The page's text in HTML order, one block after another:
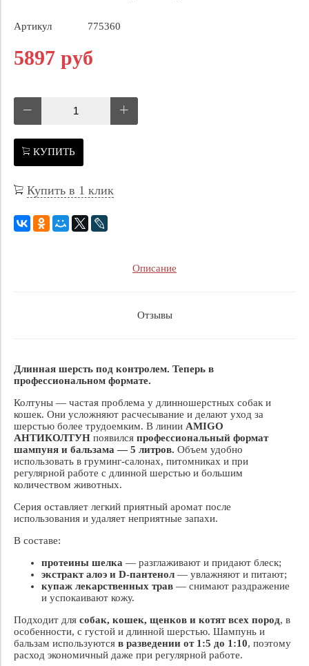
Артикул 775360
5897 руб
КУПИТЬ
Купить в 1 клик
Описание
Отзывы
Длинная шерсть под контролем. Теперь в
профессиональном формате.
Колтуны — частая проблема у длинношерстных собак и
кошек. Они усложняют расчесывание и делают уход за
шерстью более трудоемким. В линии AMIGO
АНТИКОЛТУН появился профессиональный формат
шампуня и бальзама — 5 литров. Объем удобно
использовать в груминг-салонах, питомниках и при
регулярной работе с длинной шерстью и большим
количеством животных.
Серия оставляет легкий приятный аромат после
использования и удаляет неприятные запахи.
В составе:
протеины шелка — разглаживают и придают блеск;
экстракт алоэ и D-пантенол — увлажняют и питают;
купаж лекарственных трав — снимают раздражение
и успокаивают кожу.
Подходит для собак, кошек, щенков и котят всех пород, в
особенности, с густой и длинной шерстью. Шампунь и
бальзам используются в разведении от 1:5 до 1:10, поэтому
расход экономичный даже при регулярной работе.